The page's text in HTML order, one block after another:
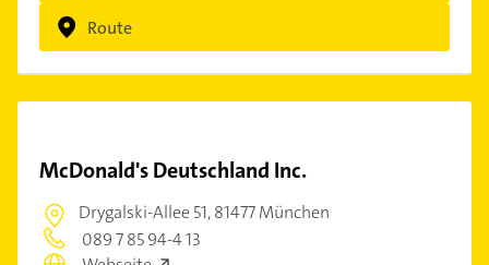
Route
McDonald's Deutschland Inc.
Drygalski-Allee 51,81477 München
089 7 85 94-4 13